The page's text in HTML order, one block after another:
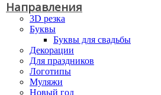
Направления
3D резка
Буквы
Буквы для свадьбы
Декорации
Для праздников
Логотипы
Муляжи
Новый год